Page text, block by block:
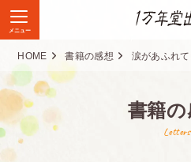
メニュー
HOME 書籍の感想 涙があふれて
書籍の
Letters